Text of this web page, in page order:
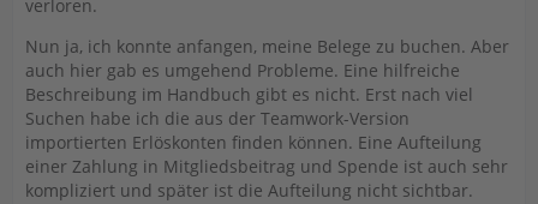
verloren.
Nun ja, ich konnte anfangen, meine Belege zu buchen. Aber
auch hier gab es umgehend Probleme. Eine hilfreiche
Beschreibung im Handbuch gibt es nicht. Erst nach viel
Suchen habe ich die aus der Teamwork-Version
importierten Erlöskonten finden können. Eine Aufteilung
einer Zahlung in Mitgliedsbeitrag und Spende ist auch sehr
kompliziert und später ist die Aufteilung nicht sichtbar.